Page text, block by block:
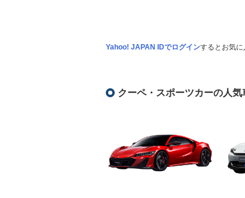
Yahoo! JAPAN IDでログインするとお気に
クーペ・スポーツカーの人気